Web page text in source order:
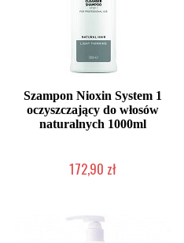
Szampon Nioxin System 1
oczyszczający do włosów
naturalnych 1000ml
172,90 zł